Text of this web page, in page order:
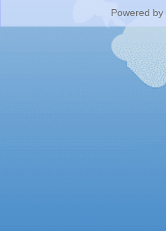
Powered by